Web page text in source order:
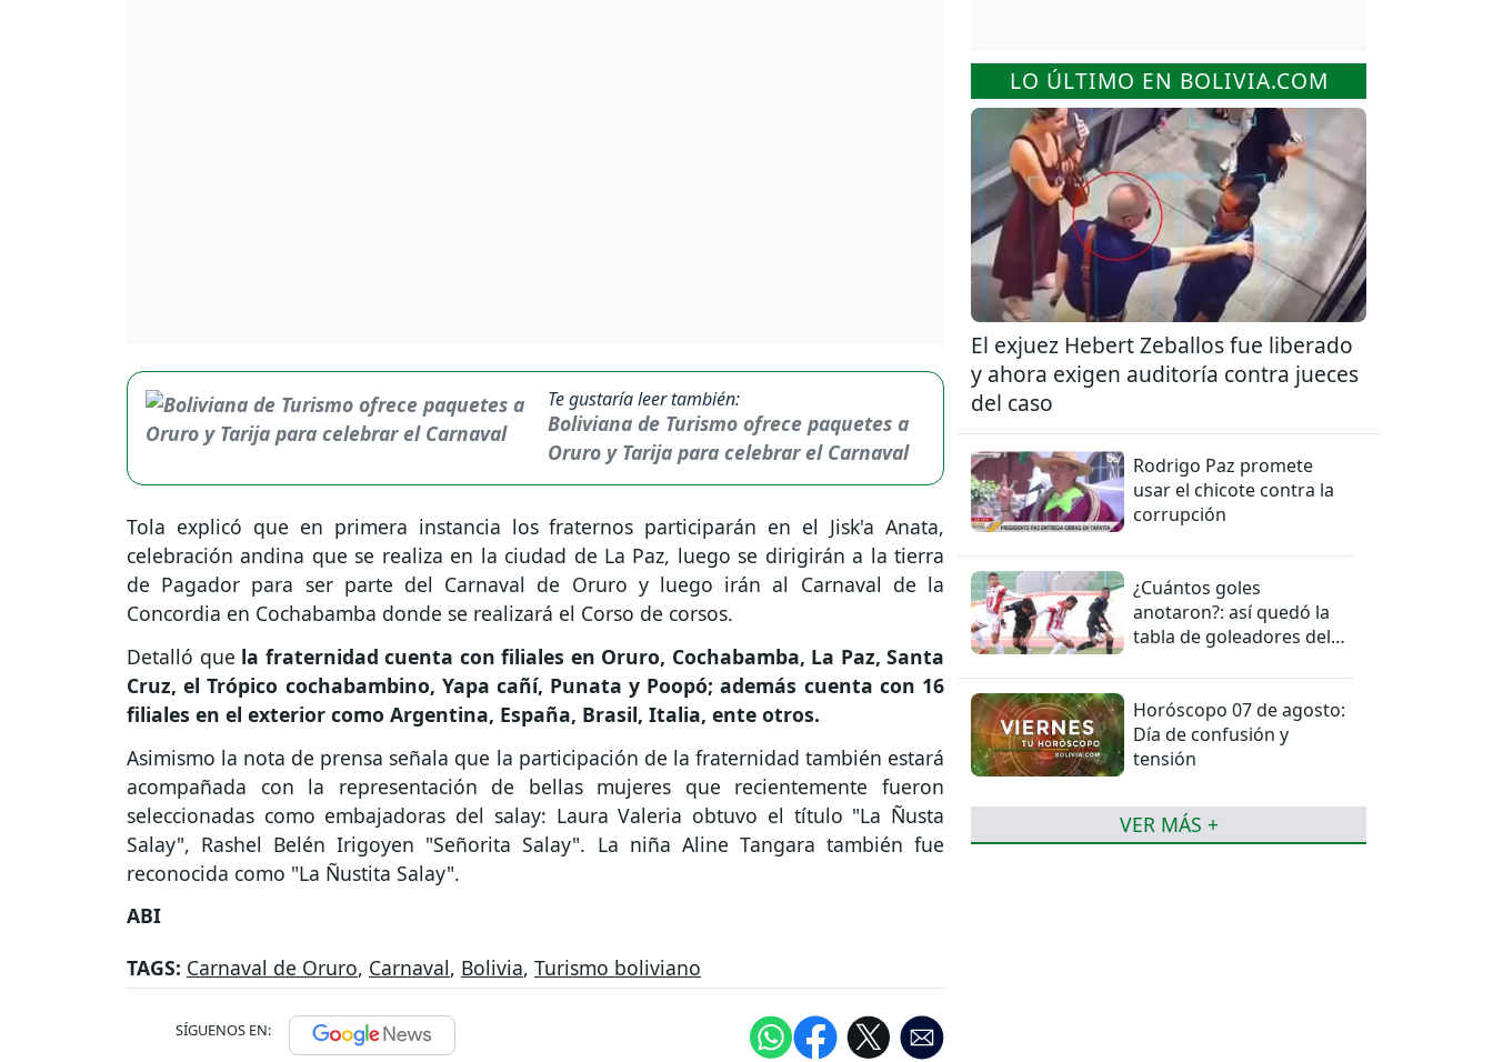
Te gustaría leer también:
Boliviana de Turismo ofrece paquetes a
Oruro y Tarija para celebrar el Carnaval
Tola explicó que en primera instancia los fraternos participarán en el Jisk'a Anata,
celebración andina que se realiza en la ciudad de La Paz, luego se dirigirán a la tierra
de Pagador para ser parte del Carnaval de Oruro y luego irán al Carnaval de la
Concordia en Cochabamba donde se realizará el Corso de corsos.
Detalló que la fraternidad cuenta con filiales en Oruro, Cochabamba, La Paz, Santa
Cruz, el Trópico cochabambino, Yapa cañí, Punata y Poopó; además cuenta con 16
filiales en el exterior como Argentina, España, Brasil, Italia, ente otros.
Asimismo la nota de prensa señala que la participación de la fraternidad también estará
acompañada con la representación de bellas mujeres que recientemente fueron
seleccionadas como embajadoras del salay: Laura Valeria obtuvo el título "La Ñusta
Salay", Rashel Belén Irigoyen "Señorita Salay". La niña Aline Tangara también fue
reconocida como "La Ñustita Salay".
ABI
TAGS: Carnaval de Oruro, Carnaval, Bolivia, Turismo boliviano
SÍGUENOS EN:
LO ÚLTIMO EN BOLIVIA.COM
El exjuez Hebert Zeballos fue liberado
y ahora exigen auditoría contra jueces
del caso
Rodrigo Paz promete
usar el chicote contra la
corrupción
¿Cuántos goles
anotaron?: así quedó la
tabla de goleadores del
Horóscopo 07 de agosto:
Día de confusión y
tensión
VER MÁS +